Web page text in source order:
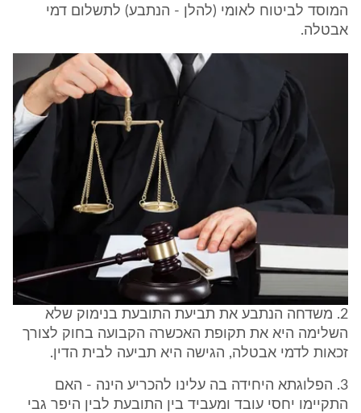
המוסד לביטוח לאומי (להלן - הנתבע) לתשלום דמי
אבטלה.
2. משדחה הנתבע את תביעת התובעת בנימוק שלא
השלימה היא את תקופת האכשרה הקבועה בחוק לצורך
זכאות לדמי אבטלה, הגישה היא תביעה לבית הדין.
3. הפלוגתא היחידה בה עלינו להכריע הינה - האם
התקיימו יחסי עובד ומעביד בין התובעת לבין היפר גבי